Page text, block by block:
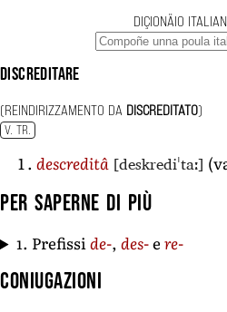
DIÇIONÄIO
discreditare
(REINDIRIZZAMENTO DA DISCREDITATO)
V. TR.
descreditâ [deskrediˈtaː]
Per saperne di più
1. Prefisside-,des-ere-
Coniugazioni